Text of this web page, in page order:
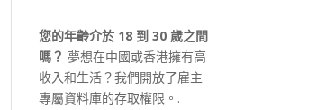
您的年齡介於 18 到 30 歲之間
嗎？ 夢想在中國或香港擁有高
收入和生活？我們開放了雇主
專屬資料庫的存取權限。.